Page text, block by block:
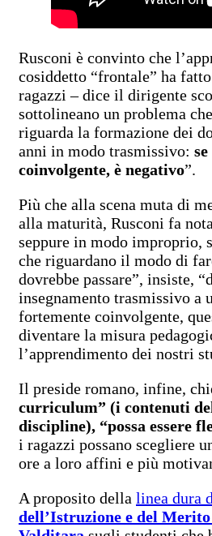
Rusconi è convinto che
cosiddetto “frontale” ha
ragazzi – dice il dirigente
sottolineano un problema
riguarda la formazione dei
anni in modo trasmissivo:
coinvolgente, è negativo”.
Più che alla scena muta di
alla maturità, Rusconi fa
seppure in modo improprio,
che riguardano il modo di
dovrebbe passare”, insiste,
insegnamento trasmissivo a
fortemente coinvolgente,
diventare la misura
l’apprendimento dei nostri
Il preside romano, infine,
curriculum” (i contenuti
discipline), “possa essere
i ragazzi possano scegliere
ore a loro affini e più
A proposito della linea dura
dell’Istruzione e del